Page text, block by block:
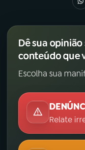
Dê sua
conteúdo que
Escolha sua
Relate